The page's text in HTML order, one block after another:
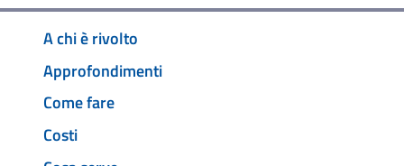
A chi è rivolto
Approfondimenti
Come fare
Costi